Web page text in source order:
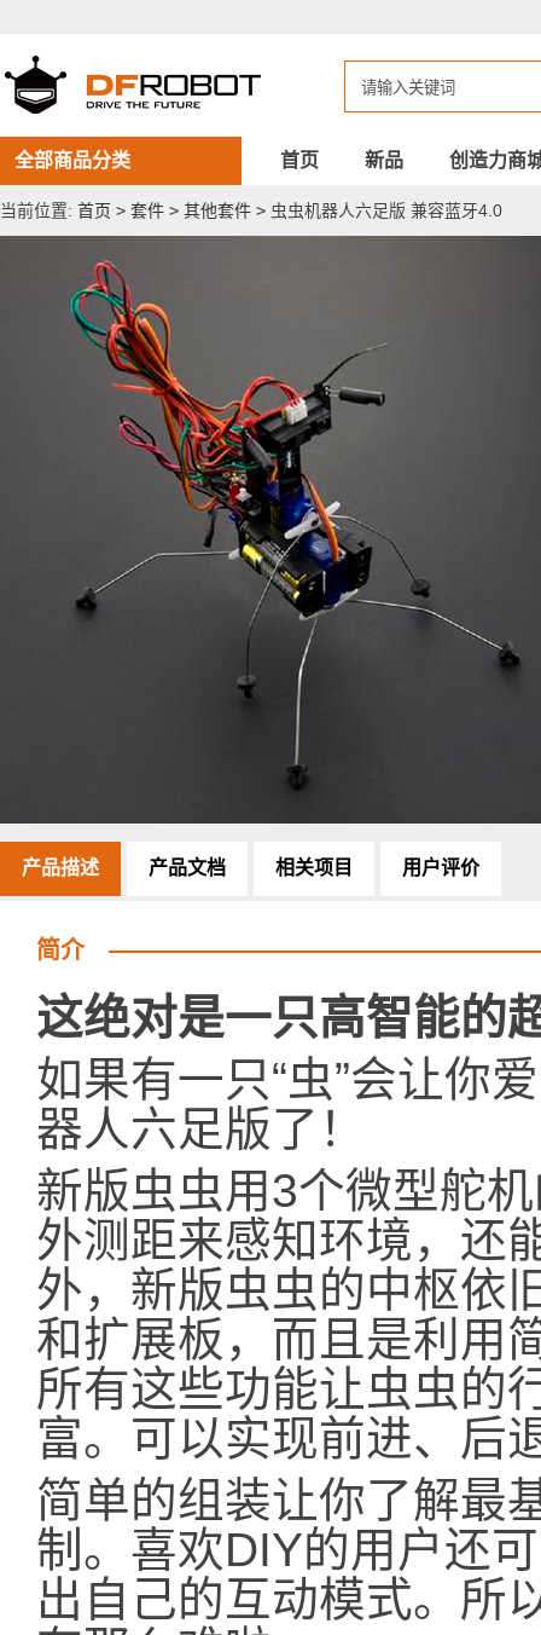
器
人
六
足
版
兼
容
蓝
全部商品分类 首页 新品 创造力商
当前位置: 首页 > 套件 > 其他套件 > 虫虫机器人六足版 兼容蓝牙4.0
产品描述 产品文档 相关项目 用户评价
简介
这绝对是一只高智能的
如果有一只“虫”会让你
器人六足版了！
新版虫虫用3个微型舵
外测距来感知环境，还
外，新版虫虫的中枢依
和扩展板，而且是利用
所有这些功能让虫虫的
富。可以实现前进、后
简单的组装让你了解最
制。喜欢DIY的用户还
出自己的互动模式。所